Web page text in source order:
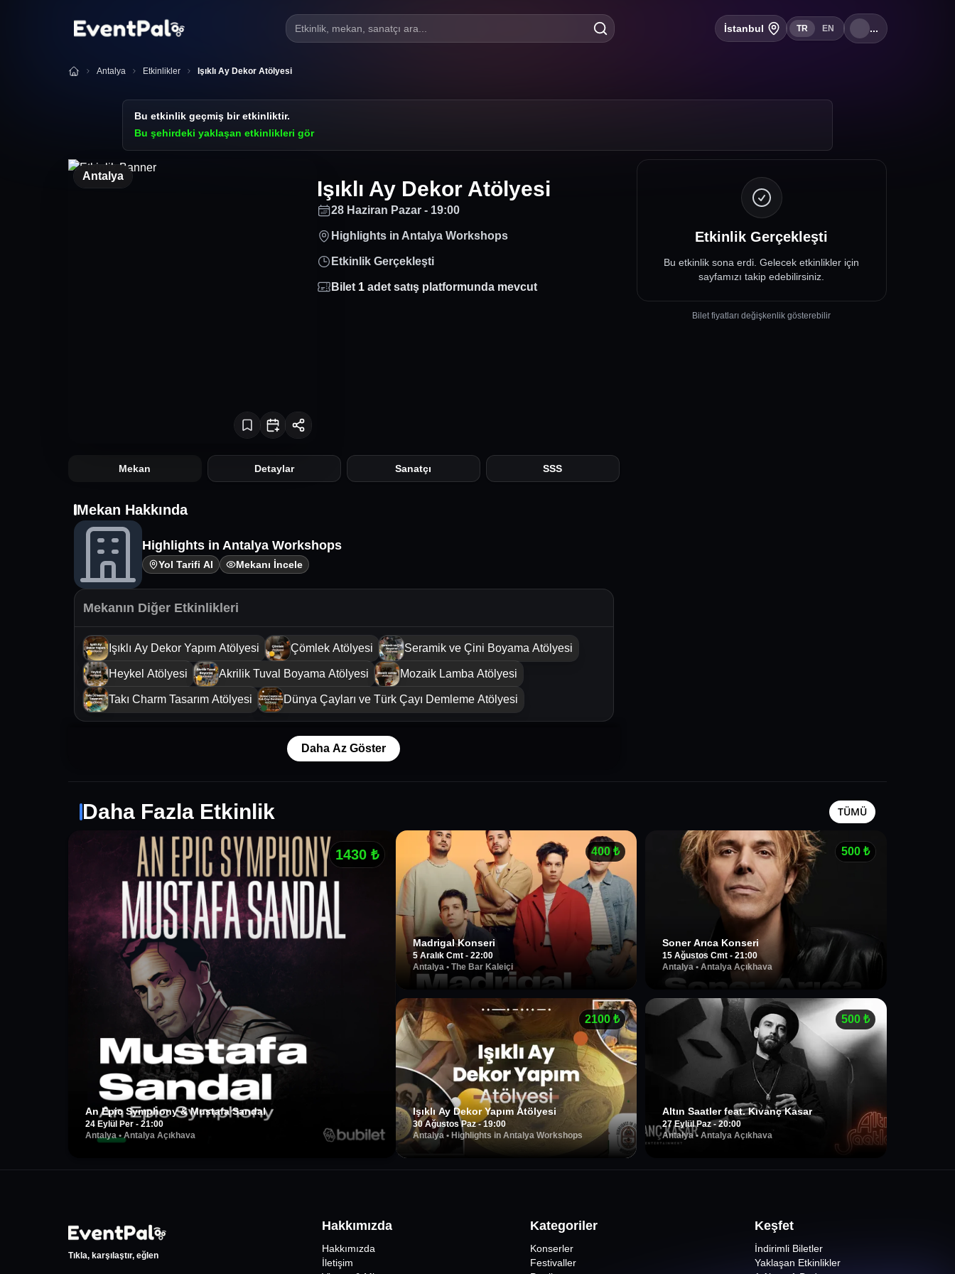
Etkinlik, mekan, sanatçı ara... İstanbul TR EN ...
Antalya Etkinlikler Işıklı Ay Dekor Atölyesi
Bu etkinlik geçmiş bir etkinliktir.
Bu şehirdeki yaklaşan etkinlikleri gör
Antalya
Işıklı Ay Dekor Atölyesi
28 Haziran Pazar - 19:00
Highlights in Antalya Workshops
Etkinlik Gerçekleşti
Bilet 1 adet satış platformunda mevcut
Mekan Detaylar Sanatçı SSS
Mekan Hakkında
Highlights in Antalya Workshops
Yol Tarifi Al Mekanı İncele
Mekanın Diğer Etkinlikleri
Işıklı Ay Dekor Yapım Atölyesi Çömlek Atölyesi Seramik ve Çini Boyama Atölyesi
Heykel Atölyesi Akrilik Tuval Boyama Atölyesi Mozaik Lamba Atölyesi
Takı Charm Tasarım Atölyesi Dünya Çayları ve Türk Çayı Demleme Atölyesi
Daha Az Göster
Etkinlik Gerçekleşti
Bu etkinlik sona erdi. Gelecek etkinlikler için
sayfamızı takip edebilirsiniz.
Bilet fiyatları değişkenlik gösterebilir
Daha Fazla Etkinlik TÜMÜ
1430₺
An Epic Symphony & Mustafa Sandal
24 Eylül Per - 21:00
Antalya • Antalya Açıkhava
400 ₺
Madrigal Konseri
5 Aralık Cmt - 22:00
Antalya• The Bar Kaleiçi
500₺
Soner Arıca Konseri
15 Ağustos Cmt - 21:00
Antalya •Antalya Açıkhava
2100₺
Işıklı Ay Dekor Yapım Atölyesi
30 Ağustos Paz - 19:00
Antalya • Highlights in Antalya Workshops
500₺
Altın Saatler feat. Kıvanç Kasar
27 Eylül Paz - 20:00
Antalya•Antalya Açıkhava
Tıkla, karşılaştır, eğlen
Hakkımızda
Hakkımızda
İletişim
Kategoriler
Konserler
Festivaller
Keşfet
İndirimli Biletler
Yaklaşan Etkinlikler